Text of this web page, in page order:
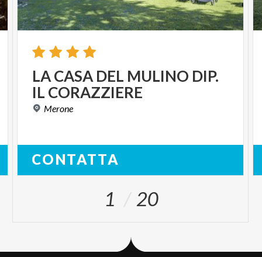
LACASA DEL MULINO DIP.
IL CORAZZIERE
Merone
CONTATTA
1 20